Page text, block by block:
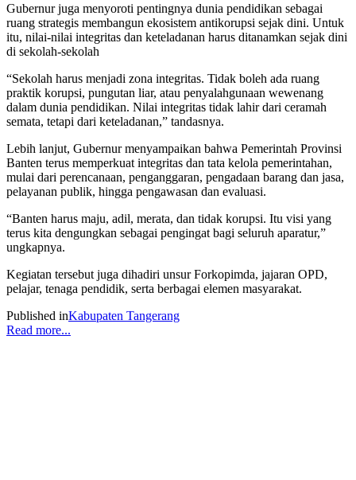
Gubernur juga menyoroti pentingnya dunia pendidikan sebagai
ruang strategis membangun ekosistem antikorupsi sejak dini. Untuk
itu, nilai-nilai integritas dan keteladanan harus ditanamkan sejak dini
di sekolah-sekolah
“Sekolah harus menjadi zona integritas. Tidak boleh ada ruang
praktik korupsi, pungutan liar, atau penyalahgunaan wewenang
dalam dunia pendidikan. Nilai integritas tidak lahir dari ceramah
semata, tetapi dari keteladanan,” tandasnya.
Lebih lanjut, Gubernur menyampaikan bahwa Pemerintah Provinsi
Banten terus memperkuat integritas dan tata kelola pemerintahan,
mulai dari perencanaan, penganggaran, pengadaan barang dan jasa,
pelayanan publik, hingga pengawasan dan evaluasi.
“Banten harus maju, adil, merata, dan tidak korupsi. Itu visi yang
terus kita dengungkan sebagai pengingat bagi seluruh aparatur,”
ungkapnya.
Kegiatan tersebut juga dihadiri unsur Forkopimda, jajaran OPD,
pelajar, tenaga pendidik, serta berbagai elemen masyarakat.
Published inKabupaten Tangerang
Read more...